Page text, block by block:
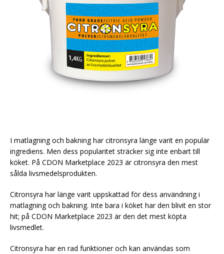
I matlagning och bakning har citronsyra länge varit en populär
ingrediens. Men dess popularitet sträcker sig inte enbart till
köket. På CDON Marketplace 2023 är citronsyra den mest
sålda livsmedelsprodukten.
Citronsyra har länge varit uppskattad för dess användning i
matlagning och bakning. Inte bara i köket har den blivit en stor
hit; på CDON Marketplace 2023 är den det mest köpta
livsmedlet.
Citronsyra har en rad funktioner och kan användas som